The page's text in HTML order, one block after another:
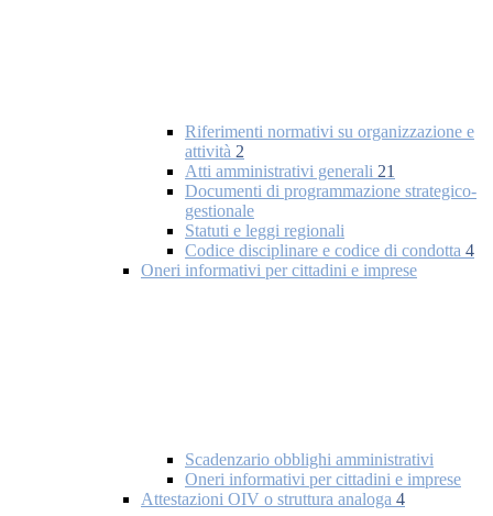
Riferimenti normativi su organizzazione e
attività 2
Atti amministrativi generali 21
Documenti di programmazione strategico-
gestionale
Statuti e leggi regionali
Codice disciplinare e codice di condotta 4
Oneri informativi per cittadini e imprese
Scadenzario obblighi amministrativi
Oneri informativi per cittadini e imprese
Attestazioni OIV o struttura analoga 4